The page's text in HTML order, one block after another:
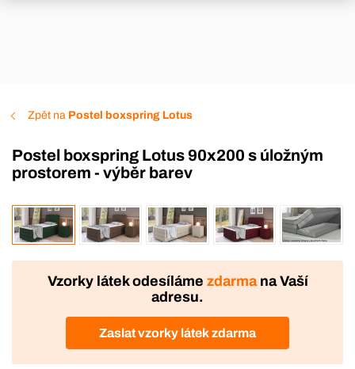
Zpět na Postel boxspring Lotus
Postel boxspring Lotus 90x200 s úložným
prostorem - výběr barev
VÝROBA
Vzorky látek odesíláme zdarmana Vaší
adresu.
Zaslat vzorky látek zdarma